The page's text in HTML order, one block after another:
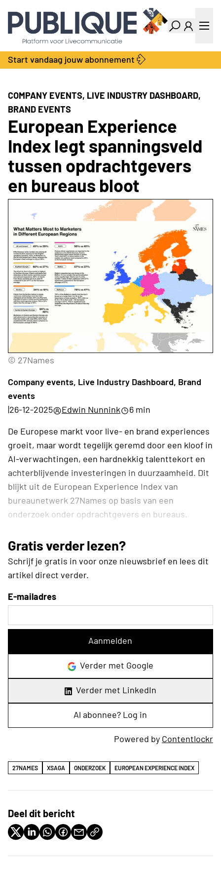
Industry Dashboard
Vacatures
Kalender
Producten
Bedrijvengids
Locatie Finder
Contact
Over ons
Abonnementen
Start vandaag jouw abonnement
COMPANY EVENTS, LIVE INDUSTRY DASHBOARD,
BRAND EVENTS
European Experience
Index legt spanningsveld
tussen opdrachtgevers
en bureaus bloot
© 27Names
Company events, Live Industry Dashboard, Brand
events
|26-12-2025 Edwin Nunnink
6 min
De Europese markt voor live- en brand experiences
groeit, maar wordt tegelijk geremd door een kloof in
AI-verwachtingen, een hardnekkig talenttekort en
achterblijvende investeringen in duurzaamheid. Dit
blijkt uit de European Experience Index van
bureaunetwerk 27Names op basis van een
onderzoek onder opdrachtgevers en bureaus.
Gratis verder lezen?
Schrijf je gratis in voor onze nieuwsbrief en lees dit
artikel direct verder.
E-mailadres
Aanmelden
Verder met Google
Verder met LinkedIn
Al abonnee? Log in
Powered by Contentlockr
27NAMES XSAGA ONDERZOEK EUROPEAN EXPERIENCE INDEX
Deel dit bericht